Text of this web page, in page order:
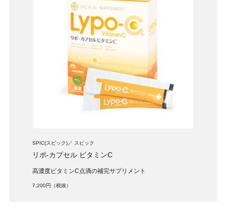
SPIC(スピック) スピック
リポ-カプセル ビタミンC
高濃度ビタミンC点滴の補完サプリメント
7,200円（税抜）